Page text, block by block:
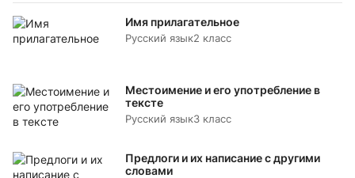
Имя прилагательное
Русский язык2 класс
Местоимение и его употребление в
тексте
Русский язык3 класс
Предлоги и их написание с другими
словами